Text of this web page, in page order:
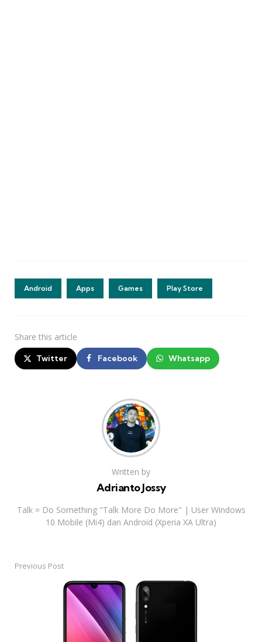
Android Apps Games Play Store
Share this article
Twitter Facebook Whatsapp
Written by
Adrianto Jossy
Talk = Do Something "Talk More Do More" | User Windows
10 Mobile (Mi4) dan Android (Xperia XA Ultra)
Post
navigation
Previous Post